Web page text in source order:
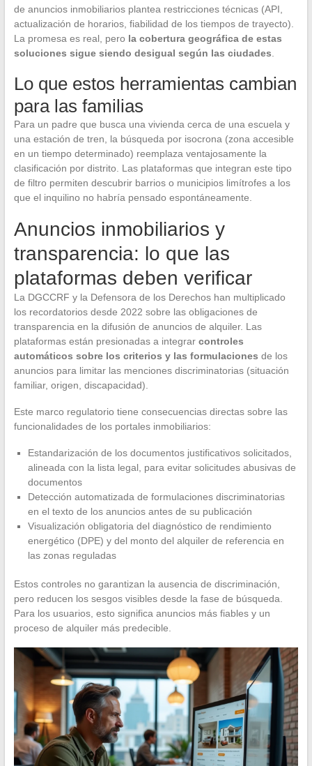
de anuncios inmobiliarios plantea restricciones técnicas (API,
actualización de horarios, fiabilidad de los tiempos de trayecto).
La promesa es real, pero la cobertura geográfica de estas
soluciones sigue siendo desigual según las ciudades
Lo que estos herramientas cambian
para las familias
Para un padre que busca una vivienda cerca de una escuela y
una estación de tren, la búsqueda por isocrona (zona accesible
en un tiempo determinado) reemplaza ventajosamente la
clasificación por distrito. Las plataformas que integran este tipo
de filtro permiten descubrir barrios o municipios limítrofes a los
que el inquilino no habría pensado espontáneamente.
Anuncios inmobiliarios y
transparencia: lo que las
plataformas deben verificar
La DGCCRF y la Defensora de los Derechos han multiplicado
los recordatorios desde 2022 sobre las obligaciones de
transparencia en la difusión de anuncios de alquiler. Las
plataformas están presionadas a integrar controles
automáticos sobre los criterios y las formulaciones de los
anuncios para limitar las menciones discriminatorias (situación
familiar, origen, discapacidad).
Este marco regulatorio tiene consecuencias directas sobre las
funcionalidades de los portales inmobiliarios:
Estandarización de los documentos justificativos solicitados,
alineada con la lista legal, para evitar solicitudes abusivas de
documentos
Detección automatizada de formulaciones discriminatorias
en el texto de los anuncios antes de su publicación
Visualización obligatoria del diagnóstico de rendimiento
energético (DPE) y del monto del alquiler de referencia en
las zonas reguladas
Estos controles no garantizan la ausencia de discriminación,
pero reducen los sesgos visibles desde la fase de búsqueda.
Para los usuarios, esto significa anuncios más fiables y un
proceso de alquiler más predecible.